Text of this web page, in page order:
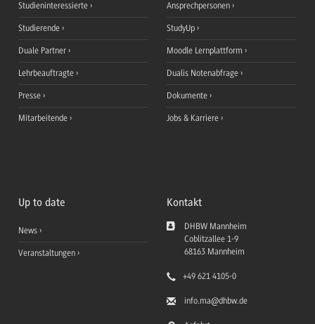
Studieninteressierte
Studierende
Duale Partner
Lehrbeauftragte
Presse
Mitarbeitende
Ansprechpersonen
StudyUp
Moodle Lernplattform
Dualis Notenabfrage
Dokumente
Jobs & Karriere
Up to date
News
Veranstaltungen
Kontakt
DHBW Mannheim
Coblitzallee 1-9
68163 Mannheim
+49 621 4105-0
info.ma@dhbw.de